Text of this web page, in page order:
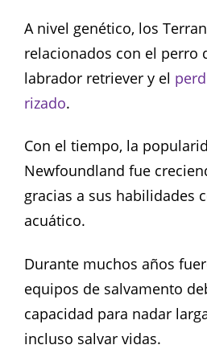
A nivel genético, los
relacionados con el perro
labrador retriever y el
rizado.
Con el tiempo, la
Newfoundland fue
gracias a sus habilidades
acuático.
Durante muchos años
equipos de salvamento
capacidad para nadar
incluso salvar vidas.